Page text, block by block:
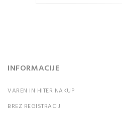
INFORMACIJE
VAREN IN HITER NAKUP
BREZ REGISTRACIJ